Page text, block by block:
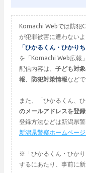
Komachi Webでは防犯
が犯罪被害に遭わない
「ひかるくん・ひかり
を「Komachi Web広報
配信内容は、 子ども対
報、防犯対策情報などで
また、「ひかるくん、
のメールアドレスを登
登録方法などは新潟県
新潟県警察ホームペー
※「ひかるくん・ひか
するにあたり、事前に